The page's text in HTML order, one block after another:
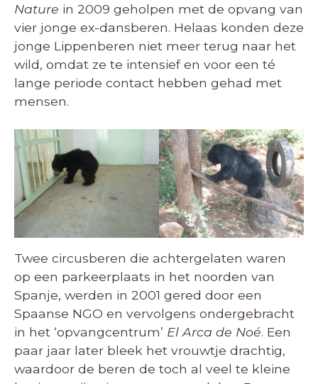
Nature in 2009 geholpen met de opvang van
vier jonge ex-dansberen. Helaas konden deze
jonge Lippenberen niet meer terug naar het
wild, omdat ze te intensief en voor een té
lange periode contact hebben gehad met
mensen.
Twee circusberen die achtergelaten waren
op een parkeerplaats in het noorden van
Spanje, werden in 2001 gered door een
Spaanse NGO en vervolgens ondergebracht
in het ‘opvangcentrum’ El Arca de Noé. Een
paar jaar later bleek het vrouwtje drachtig,
waardoor de beren de toch al veel te kleine